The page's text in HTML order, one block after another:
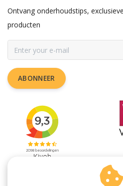
Ontvang onderhoudstips,
producten
ABONNEER